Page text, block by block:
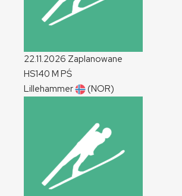
22.11.2026 Zaplanowane
HS140 M PŚ
Lillehammer
(NOR)